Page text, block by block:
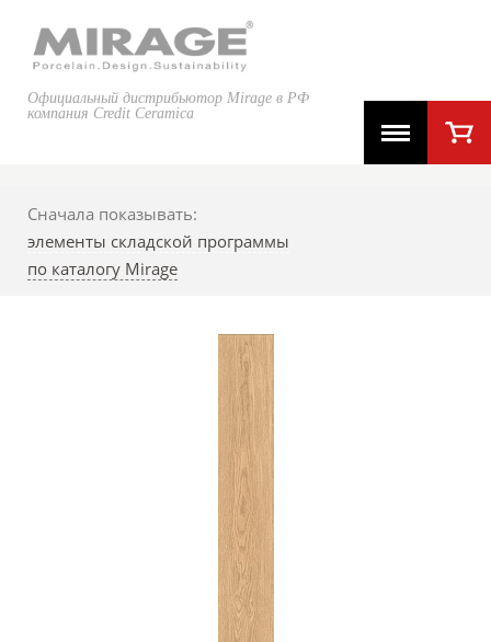
Официальный дистрибьютор Mirage в РФ
компания Credit Ceramica
Сначала показывать:
элементы складской программы
по каталогу Mirage